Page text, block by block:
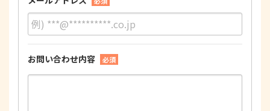
お問い合わせ内容 必須